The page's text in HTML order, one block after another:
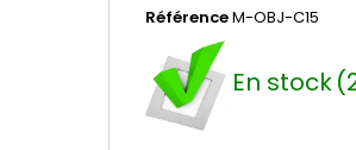
RéférenceM-OBJ-C15
En stock